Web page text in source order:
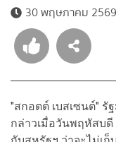
30 พฤษภาคม
"สกอตต์ เบสเซนต์" รั
กล่าวเมื่อวันพฤหัสบ